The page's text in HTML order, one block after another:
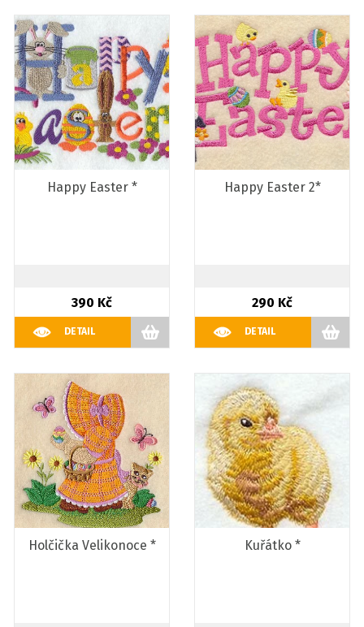
Happy Easter *
390 Kč
DETAIL
Happy Easter 2*
290 Kč
DETAIL
Holčička Velikonoce * Kuřátko *